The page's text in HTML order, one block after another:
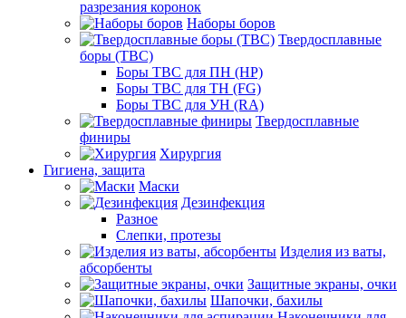
разрезания коронок
Наборы боров
Твердосплавные
боры (ТВС)
Боры ТВС для ПН (HP)
Боры ТВС для ТН (FG)
Боры ТВС для УН (RA)
Твердосплавные
финиры
Хирургия
Гигиена, защита
Маски
Дезинфекция
Разное
Слепки, протезы
Изделия из ваты,
абсорбенты
Защитные экраны, очки
Шапочки, бахилы